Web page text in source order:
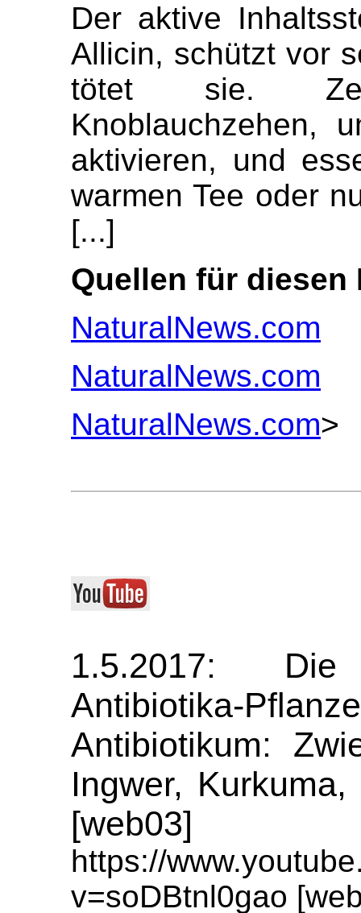
Der aktive
Allicin, schützt vor
tötet sie.
Knoblauchzehen,
aktivieren, und
warmen Tee oder
[...]
Quellen für diesen
NaturalNews.com
NaturalNews.com
NaturalNews.com>
1.5.2017:
Antibiotika-
Antibiotikum:
Ingwer,
[web03]
https://
v=soDBtnl0gao